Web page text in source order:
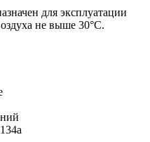
для эксплуатации
не выше 30°C.